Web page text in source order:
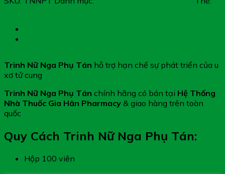
Trinh Nữ Nga Phụ Tán hỗ trợ hạn chế sự phát triển của u
xơ tử cung
Trinh Nữ Nga Phụ Tán chính hãng có bán tại Hệ Thống
Nhà Thuốc Gia Hân Pharmacy & giao hàng trên toàn
quốc
Quy Cách Trinh Nữ Nga Phụ Tán:
Hộp 100 viên